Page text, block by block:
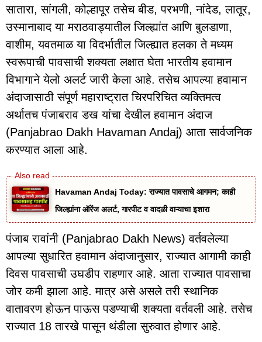
सातारा, सांगली, कोल्हापूर तसेच बीड, परभणी, नांदेड, लातूर,
उस्मानाबाद या मराठवाड्यातील जिल्ह्यांत आणि बुलडाणा,
वाशीम, यवतमाळ या विदर्भातील जिल्ह्यात हलका ते मध्यम
स्वरूपाची पावसाची शक्यता लक्षात घेता भारतीय हवामान
विभागाने येलो अलर्ट जारी केला आहे. तसेच आपल्या हवामान
अंदाजासाठी संपूर्ण महाराष्ट्रात चिरपरिचित व्यक्तिमत्व
अर्थातच पंजाबराव डख यांचा देखील हवामान अंदाज
(Panjabrao Dakh Havaman Andaj) आता सार्वजनिक
करण्यात आला आहे.
Havaman Andaj Today: राज्यात पावसाचे आगमन; काही
जिल्ह्यांना ऑरेंज अलर्ट, गारपीट व वादळी वाऱ्याचा इशारा
पंजाब रावांनी (Panjabrao Dakh News) वर्तवलेल्या
आपल्या सुधारित हवामान अंदाजानुसार, राज्यात आगामी काही
दिवस पावसाची उघडीप राहणार आहे. आता राज्यात पावसाचा
जोर कमी झाला आहे. मात्र असे असले तरी स्थानिक
वातावरण होऊन पाऊस पडण्याची शक्यता वर्तवली आहे. तसेच
राज्यात 18 तारखे पासून थंडीला सुरुवात होणार आहे.